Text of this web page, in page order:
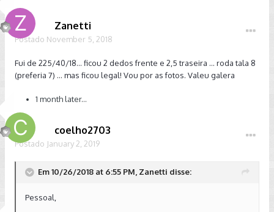
Zanetti
Postado November 5, 2018
Fui de 225/40/18... ficou 2 dedos frente e 2,5 traseira ... roda tala 8
(preferia 7) ... mas ficou legal! Vou por as fotos. Valeu galera
1 month later...
coelho2703
Postado January 2, 2019
Em 10/26/2018 at 6:55 PM, Zanetti disse:
Pessoal,